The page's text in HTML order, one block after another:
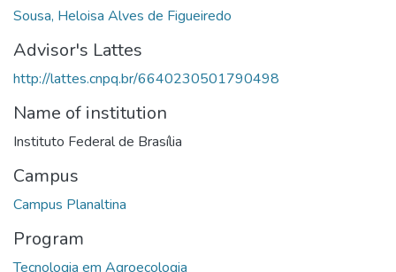
Sousa, Heloisa Alves de Figueiredo
Advisor's Lattes
http://lattes.cnpq.br/6640230501790498
Name of institution
Instituto Federal de Brasília
Campus
Campus Planaltina
Program
Tecnologia em Agroecologia